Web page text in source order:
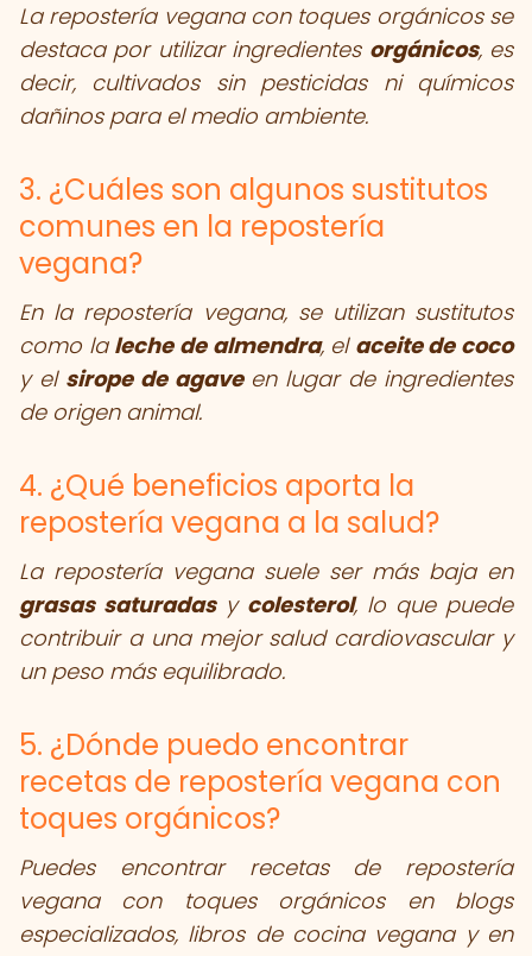
La repostería vegana con toques orgánicos se
destaca por utilizar ingredientes orgánicos, es
decir, cultivados sin pesticidas ni químicos
dañinos para el medio ambiente.
3. ¿Cuáles son algunos sustitutos
comunes en la repostería
vegana?
En la repostería vegana, se utilizan sustitutos
como la leche de almendra, el aceite de coco
y el sirope de agaveen lugar de ingredientes
de origen animal.
4. ¿Qué beneficios aporta la
repostería vegana a la salud?
La repostería vegana suele ser más baja en
grasas saturadasy colesterol, lo que puede
contribuir a una mejor salud cardiovascular y
un peso más equilibrado.
5. ¿Dónde puedo encontrar
recetas de repostería vegana con
toques orgánicos?
Puedes encontrar recetas de repostería
vegana con toques orgánicos en blogs
especializados, libros de cocina vegana y en